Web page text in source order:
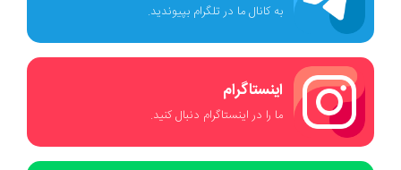
به کانال ما در تلگرام بپیوندید.
اینستاگرام
ما را در اینستاگرام دنبال کنید.